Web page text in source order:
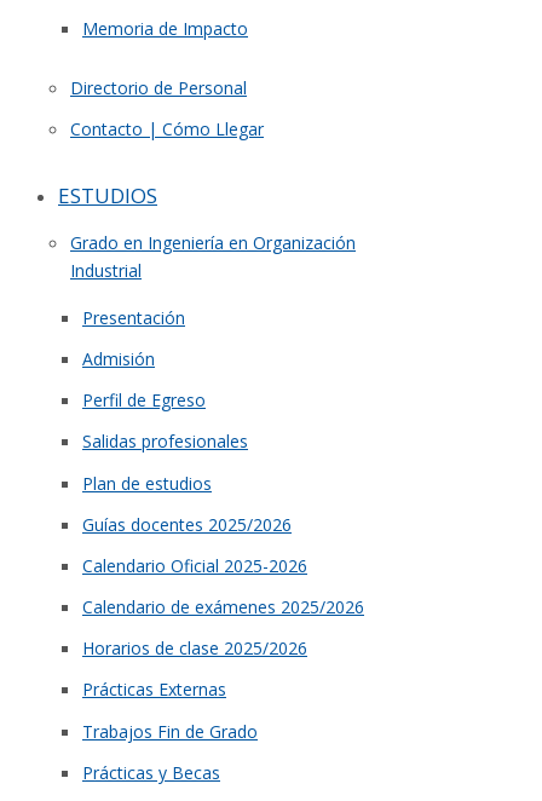
Memoria de Impacto
Directorio de Personal
Contacto | Cómo Llegar
ESTUDIOS
Grado en Ingeniería en Organización
Industrial
Presentación
Admisión
Perfil de Egreso
Salidas profesionales
Plan de estudios
Guías docentes 2025/2026
Calendario Oficial 2025-2026
Calendario de exámenes 2025/2026
Horarios de clase 2025/2026
Prácticas Externas
Trabajos Fin de Grado
Prácticas y Becas